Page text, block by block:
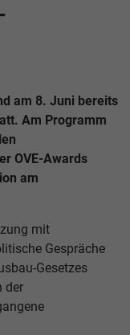
am 8. Juni bereits
Am Programm
OVE-Awards
am
mit
Gespräche
Gesetzes
der